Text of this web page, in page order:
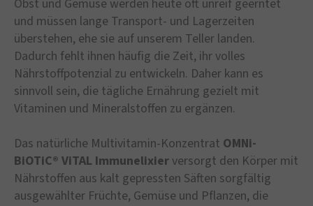
Obst und Gemüse werden heute oft unreif geerntet
und müssen lange Transport- und Lagerzeiten
überstehen, ehe sie auf unserem Teller landen.
Dadurch fehlt ihnen häufig die Zeit, ihr volles
Nährstoffpotenzial zu entwickeln. Daher kann es
sinnvoll sein, die tägliche Ernährung gezielt mit
Vitaminen und Mineralstoffen zu ergänzen.
Das natürliche Multivitamin-Konzentrat OMNi-
BiOTiC® ViTAL Immunelixierversorgt den Körper mit
Nährstoffen aus kalt gepressten Säften sorgfältig
ausgewählter Früchte, Gemüse und Pflanzen, die